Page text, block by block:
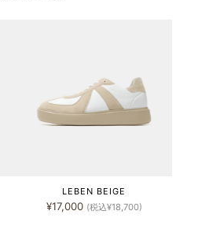
LEBEN BEIGE
¥17,000 (税込¥18,700)